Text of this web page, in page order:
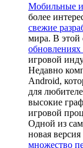
Мобильные
более
свежие
мира. В этой
игровой
Недавно
Android,
для
высокие
игровой
Одной из
новая
множество